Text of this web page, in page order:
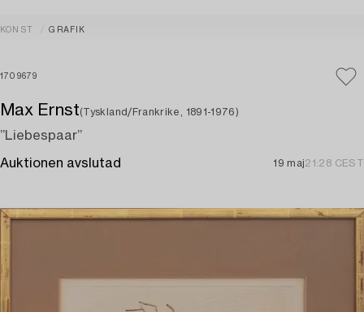
KONST GRAFIK
1709679
Max Ernst(Tyskland/Frankrike, 1891-1976)
”Liebespaar”
Auktionen avslutad 19 maj21:28 CEST